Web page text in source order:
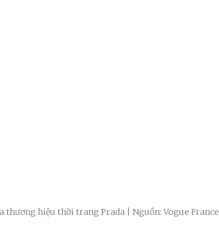
thương hiệu thời trang Prada | Nguồn: Vogue France